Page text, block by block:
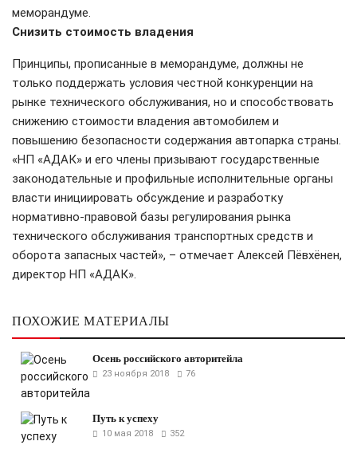
меморандуме.
Снизить стоимость владения
Принципы, прописанные в меморандуме, должны не
только поддержать условия честной конкуренции на
рынке технического обслуживания, но и способствовать
снижению стоимости владения автомобилем и
повышению безопасности содержания автопарка страны.
«НП «АДАК» и его члены призывают государственные
законодательные и профильные исполнительные органы
власти инициировать обсуждение и разработку
нормативно-правовой базы регулирования рынка
технического обслуживания транспортных средств и
оборота запасных частей», – отмечает Алексей Пёвхёнен,
директор НП «АДАК».
ПОХОЖИЕ МАТЕРИАЛЫ
Осень российского авторитейла
23 ноября 2018 76
Путь к успеху
10 мая 2018 352